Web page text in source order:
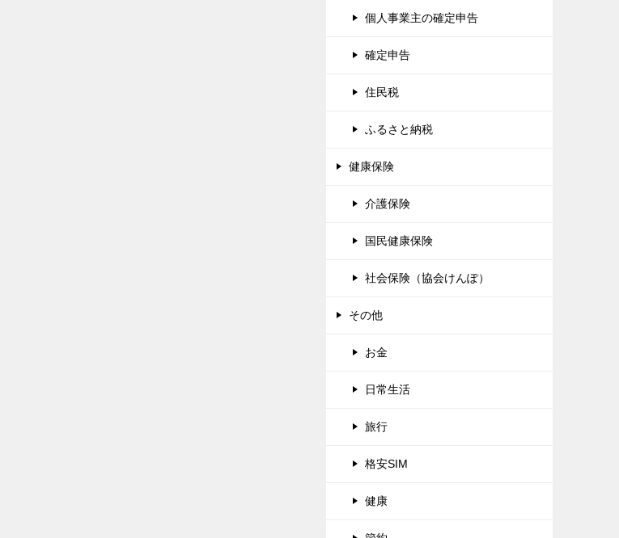
個人事業主の確定申告
確定申告
住民税
ふるさと納税
健康保険
介護保険
国民健康保険
社会保険（協会けんぽ）
その他
お金
日常生活
旅行
格安SIM
健康